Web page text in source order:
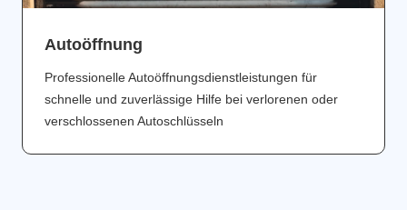
Аutoöffnung
Professionelle Autoöffnungsdienstleistungen für
schnelle und zuverlässige Hilfe bei verlorenen oder
verschlossenen Autoschlüsseln